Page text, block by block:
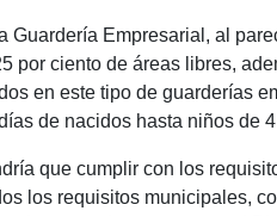
Guardería Empresarial, al
por ciento de áreas libres,
en este tipo de guarderías
de nacidos hasta niños de
que cumplir con los
los requisitos municipales,